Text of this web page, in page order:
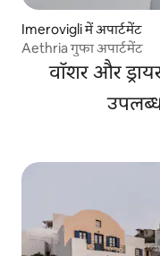
Imerovigli में अपार्टमेंट
Aethria गुफा अपार्टमेंट
वॉशर और